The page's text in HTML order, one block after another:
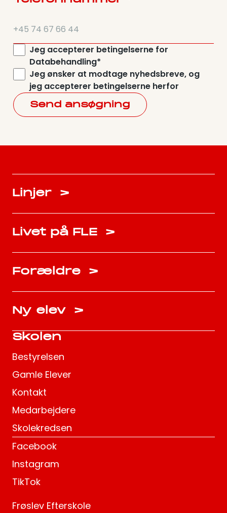
Jeg accepterer betingelserne for
Databehandling*
Jeg ønsker at modtage nyhedsbreve, og
jeg accepterer betingelserne herfor
Send ansøgning
Linjer >
Livet på FLE >
Forældre >
Ny elev >
Skolen
Bestyrelsen
Gamle Elever
Kontakt
Medarbejdere
Skolekredsen
Facebook
Instagram
TikTok
Frøslev Efterskole